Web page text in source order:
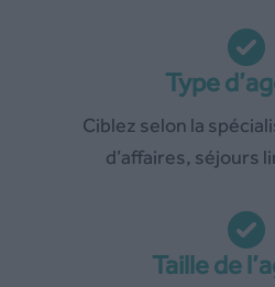
Type
Ciblez selon la
d’affaires, séjours
Taille de